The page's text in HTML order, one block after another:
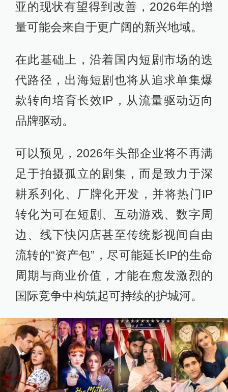
亚的现状有望得到改善，2026年的增
量可能会来自于更广阔的新兴地域。
在此基础上，沿着国内短剧市场的迭
代路径，出海短剧也将从追求单集爆
款转向培育长效IP，从流量驱动迈向
品牌驱动。
可以预见，2026年头部企业将不再满
足于拍摄孤立的剧集，而是致力于深
耕系列化、厂牌化开发，并将热门IP
转化为可在短剧、互动游戏、数字周
边、线下快闪店甚至传统影视间自由
流转的“资产包”，尽可能延长IP的生命
周期与商业价值，才能在愈发激烈的
国际竞争中构筑起可持续的护城河。